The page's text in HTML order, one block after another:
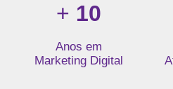
+ 10
Anos em
Marketing Digital